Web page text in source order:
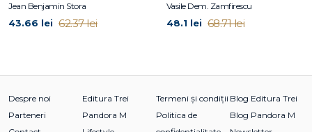
Jean Benjamin Stora
43.66 lei 62.37 lei
Vasile Dem. Zamfirescu
48.1 lei 68.71 lei
Despre noi
Parteneri
Editura Trei
Pandora M
Termeni și condiții
Politica de
Blog Editura Trei
Blog Pandora M